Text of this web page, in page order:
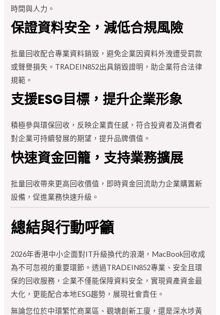
時間與人力。
保證資料安全，減低合規風險
批量回收配合專業資料銷毀，避免企業因資料外洩遭受罰款
或聲譽損失。TRADEIN852出具銷毀證明，助企業符合法律
規範。
支援ESG目標，提升企業形象
積極參與環保回收，反映企業責任感，符合投資者及消費者
對企業可持續發展的期望，提升品牌價值。
快速資金回籠，支持業務擴展
批量回收帶來更高回收價值，即時資金回流助力企業購置新
設備，促進業務快速升級。
總結與行動呼籲
2026年香港中小企面對IT升級換代的浪潮，MacBook回收成
為不可忽視的重要環節。透過TRADEIN852專業、安全且環
保的回收服務，企業不僅能保障資料安全，實現資產資金最
大化，更能配合本地ESG趨勢，展現社會責任。
無論您位於中環繁忙商業區、觀塘創新工廈，還是深水埗黃